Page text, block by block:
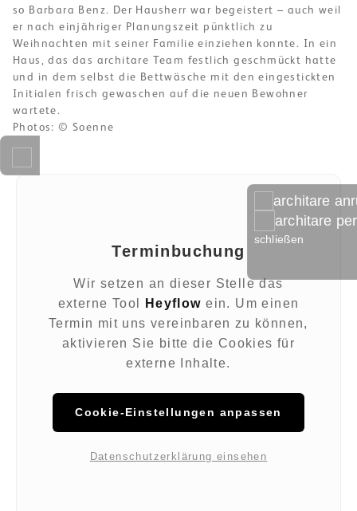
so Barbara Benz. Der Hausherr war begeistert – auch weil
er nach einjähriger Planungszeit pünktlich zu
Weihnachten mit seiner Familie einziehen konnte. In ein
Haus, das das architare Team festlich geschmückt hatte
und in dem selbst die Bettwäsche mit den eingestickten
Initialen frisch gewaschen auf die neuen Bewohner
wartete.
Photos: © Soenne
architare
architare
schließen
Terminbuchung
Wir setzen an dieser Stelle das
externe Tool
Heyflow ein. Um einen
Termin mit uns vereinbaren zu können,
aktivieren Sie bitte die Cookies für
externe Inhalte.
Cookie-Einstellungen anpassen
Datenschutzerklärung einsehen